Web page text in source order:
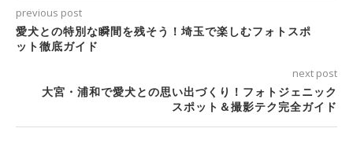
previous post
愛犬との特別な瞬間を残そう！埼玉で楽しむフォトスポ
ット徹底ガイド
next post
大宮・浦和で愛犬との思い出づくり！フォトジェニック
スポット＆撮影テク完全ガイド